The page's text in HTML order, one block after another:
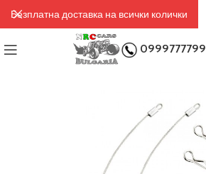
0999777799
Безплатна доставка на всички колички